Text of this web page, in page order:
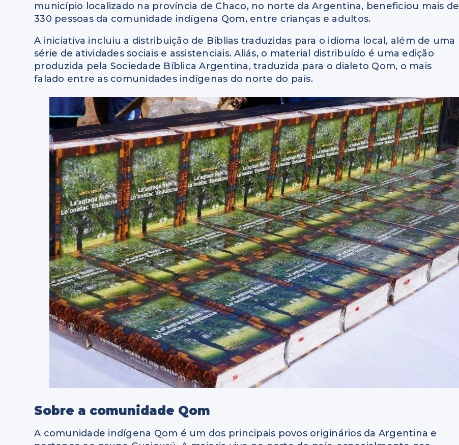
município localizado na província de Chaco, no norte da Argentina, beneficiou mais de
330 pessoas da comunidade indígena Qom, entre crianças e adultos.
A iniciativa incluiu a distribuição de Bíblias traduzidas para o idioma local, além de uma
série de atividades sociais e assistenciais. Aliás, o material distribuído é uma edição
produzida pela Sociedade Bíblica Argentina, traduzida para o dialeto Qom, o mais
falado entre as comunidades indígenas do norte do país.
Sobre a comunidade Qom
A comunidade indígena Qom é um dos principais povos originários da Argentina e